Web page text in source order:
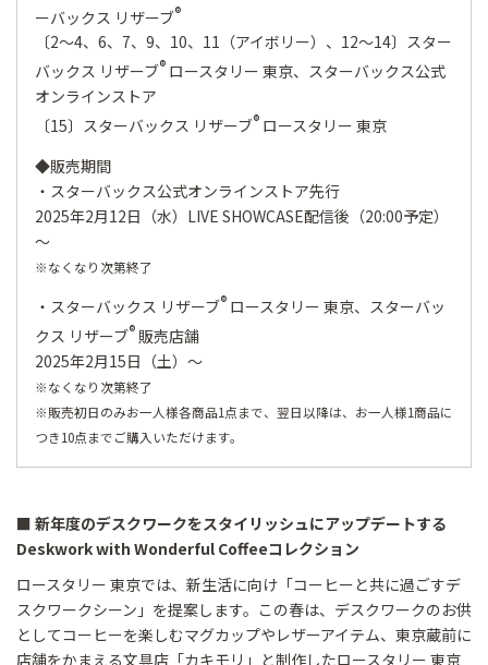
ーバックス リザーブ®
〔2～4、6、7、9、10、11（アイボリー）、12～14〕スター
バックス リザーブ® ロースタリー 東京、スターバックス公式
オンラインストア
〔15〕スターバックス リザーブ® ロースタリー 東京
◆販売期間
・スターバックス公式オンラインストア先行
2025年2月12日（水）LIVE SHOWCASE配信後（20:00予定）
～
※なくなり次第終了
・スターバックス リザーブ® ロースタリー 東京、スターバッ
クス リザーブ® 販売店舗
2025年2月15日（土）～
※なくなり次第終了
※販売初日のみお一人様各商品1点まで、翌日以降は、お一人様1商品に
つき10点までご購入いただけます。
■ 新年度のデスクワークをスタイリッシュにアップデートする
Deskwork with Wonderful Coffeeコレクション
ロースタリー 東京では、新生活に向け「コーヒーと共に過ごすデ
スクワークシーン」を提案します。この春は、デスクワークのお供
としてコーヒーを楽しむマグカップやレザーアイテム、東京蔵前に
店舗をかまえる文具店「カキモリ」と制作したロースタリー 東京